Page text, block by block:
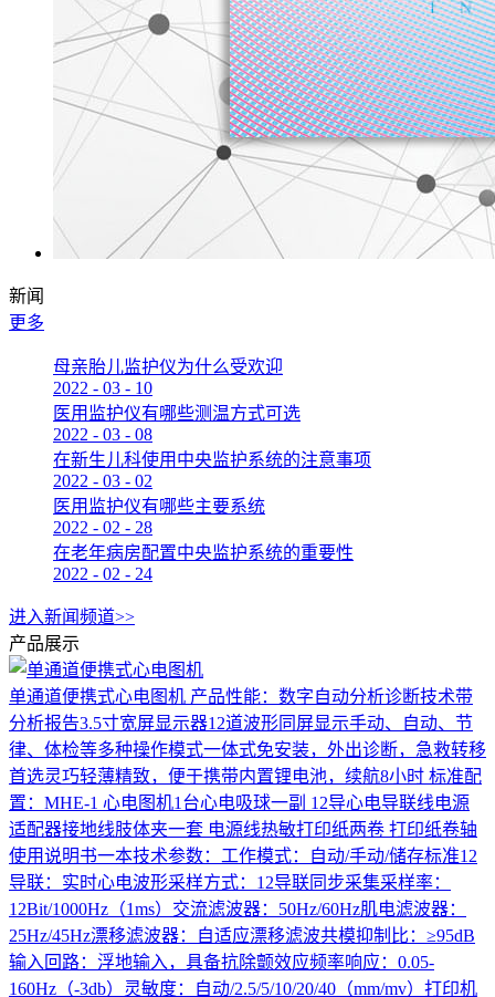
新闻
更多
母亲胎儿监护仪为什么受欢迎
2022 - 03 - 10
医用监护仪有哪些测温方式可选
2022 - 03 - 08
在新生儿科使用中央监护系统的注意事项
2022 - 03 - 02
医用监护仪有哪些主要系统
2022 - 02 - 28
在老年病房配置中央监护系统的重要性
2022 - 02 - 24
进入新闻频道>>
产品展示
单通道便携式心电图机 产品性能：数字自动分析诊断技术带
分析报告3.5寸宽屏显示器12道波形同屏显示手动、自动、节
律、体检等多种操作模式一体式免安装，外出诊断，急救转移
首选灵巧轻薄精致，便于携带内置锂电池，续航8小时 标准配
置：MHE-1 心电图机1台心电吸球一副 12导心电导联线电源
适配器接地线肢体夹一套 电源线热敏打印纸两卷 打印纸卷轴
使用说明书一本技术参数：工作模式：自动/手动/储存标准12
导联：实时心电波形采样方式：12导联同步采集采样率：
12Bit/1000Hz（1ms）交流滤波器：50Hz/60Hz肌电滤波器：
25Hz/45Hz漂移滤波器：自适应漂移滤波共模抑制比：≥95dB
输入回路：浮地输入，具备抗除颤效应频率响应：0.05-
160Hz（-3db）灵敏度：自动/2.5/5/10/20/40（mm/mv）打印机